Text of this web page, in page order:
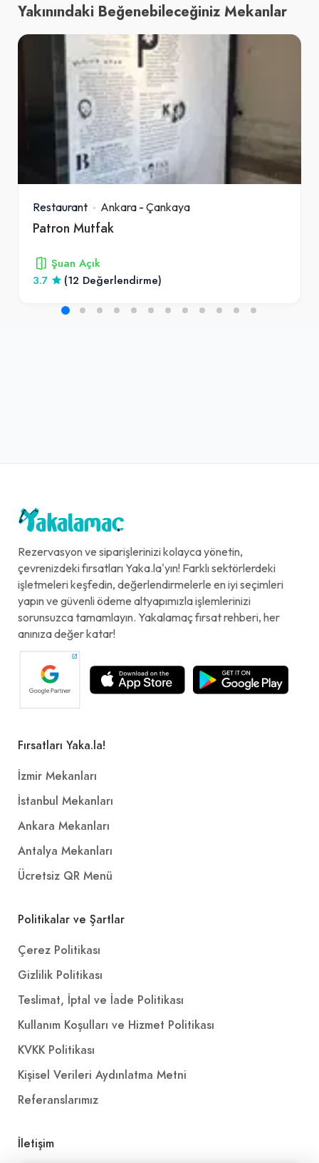
Yakınındaki Beğenebileceğiniz Mekanlar
Restaurant Ankara - Çankaya
Patron Mutfak
Şuan Açık
3.7
(12 Değerlendirme)
Rezervasyon ve siparişlerinizi kolayca yönetin,
çevrenizdeki fırsatları Yaka.la'yın! Farklı sektörlerdeki
işletmeleri keşfedin, değerlendirmelerle en iyi seçimleri
yapın ve güvenli ödeme altyapımızla işlemlerinizi
sorunsuzca tamamlayın. Yakalamaç fırsat rehberi, her
anınıza değer katar!
Fırsatları Yaka.la!
İzmir Mekanları
İstanbul Mekanları
Ankara Mekanları
Antalya Mekanları
Ücretsiz QR Menü
Politikalar ve Şartlar
Çerez Politikası
Gizlilik Politikası
Teslimat, İptal ve İade Politikası
Kullanım Koşulları ve Hizmet Politikası
KVKK Politikası
Kişisel Verileri Aydınlatma Metni
Referanslarımız
İletişim